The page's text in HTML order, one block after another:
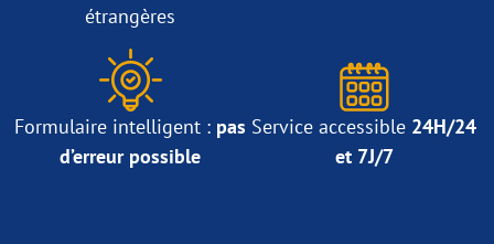
étrangères
Formulaire intelligent : pas
d’erreur possible
Service accessible 24H/24
et 7J/7